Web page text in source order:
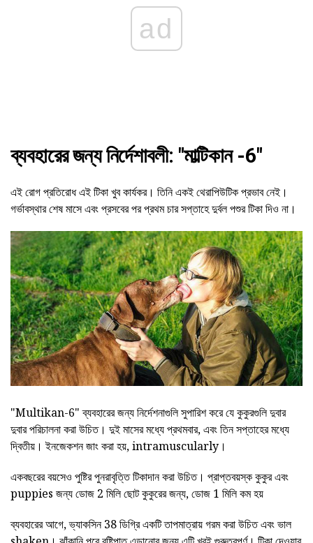
ad
ব্যবহারের জন্য নির্দেশাবলী: "মাল্টিকান -6"
এই রোগ প্রতিরোধ এই টিকা খুব কার্যকর। তিনি একই থেরাপিউটিক প্রভাব নেই।
গর্ভাবস্থার শেষ মাসে এবং প্রসবের পর প্রথম চার সপ্তাহে দুর্বল পশুর টিকা দিও না।
"Multikan-6" ব্যবহারের জন্য নির্দেশনাগুলি সুপারিশ করে যে কুকুরগুলি দুবার
দুবার পরিচালনা করা উচিত। দুই মাসের মধ্যে প্রথমবার, এবং তিন সপ্তাহের মধ্যে
দ্বিতীয়। ইনজেকশন জাং করা হয়, intramuscularly।
একবছরের বয়সেও পুষ্টির পুনরাবৃত্তি টিকাদান করা উচিত। প্রাপ্তবয়স্ক কুকুর এবং
puppies জন্য ডোজ 2 মিলি ছোট কুকুরের জন্য, ডোজ 1 মিলি কম হয়
ব্যবহারের আগে, ভ্যাকসিন 38 ডিগ্রি একটি তাপমাত্রায় গরম করা উচিত এবং ভাল